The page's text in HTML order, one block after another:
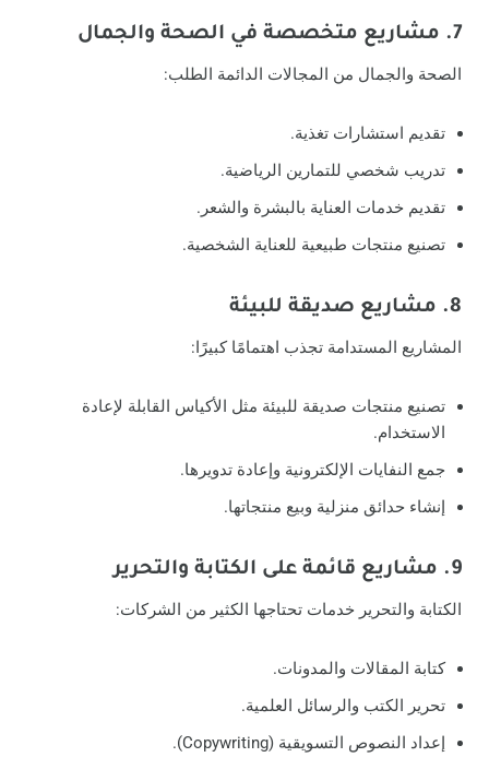
7. مشاريع متخصصة في الصحة والجمال
الصحة والجمال من المجالات الدائمة الطلب:
تقديم استشارات تغذية.
تدريب شخصي للتمارين الرياضية.
تقديم خدمات العناية بالبشرة والشعر.
تصنيع منتجات طبيعية للعناية الشخصية.
8. مشاريع صديقة للبيئة
المشاريع المستدامة تجذب اهتمامًا كبيرًا:
تصنيع منتجات صديقة للبيئة مثل الأكياس القابلة لإعادة
الاستخدام.
جمع النفايات الإلكترونية وإعادة تدويرها.
إنشاء حدائق منزلية وبيع منتجاتها.
9. مشاريع قائمة على الكتابة والتحرير
الكتابة والتحرير خدمات تحتاجها الكثير من الشركات:
كتابة المقالات والمدونات.
تحرير الكتب والرسائل العلمية.
إعداد النصوص التسويقية (Copywriting).